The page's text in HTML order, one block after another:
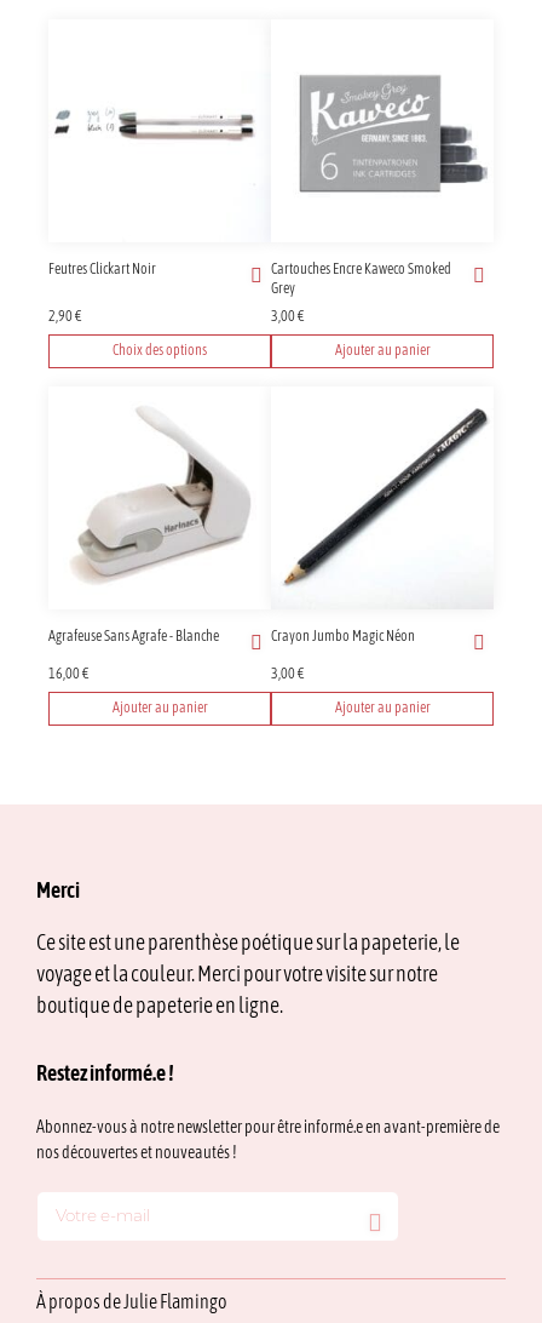
Feutres Clickart Noir
2,90€
Choix des options
options
peuvent
la
page
du
Cartouches Encre Kaweco Smoked
Grey
3,00€
Ajouter au panier
Agrafeuse Sans Agrafe - Blanche
16,00€
Ajouter au panier
Crayon Jumbo Magic Néon
3,00€
Ajouter au panier
Merci
Ce site est une parenthèse poétique sur la papeterie, le
voyage et la couleur. Merci pour votre visite sur notre
boutique de papeterie en ligne.
Restez informé.e !
Abonnez-vous à notre newsletter pour être informé.e en avant-première de
nos découvertes et nouveautés !
À propos de Julie Flamingo